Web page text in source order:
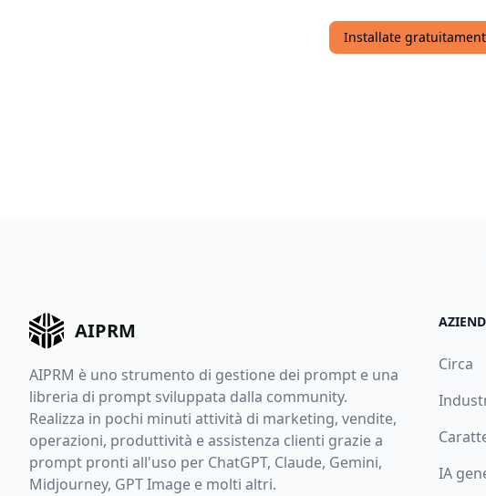
Installate
AIPRM
AIPRM è uno strumento di gestione dei prompt e una
libreria di prompt sviluppata dalla community.
Realizza in pochi minuti attività di marketing, vendite,
operazioni, produttività e assistenza clienti grazie a
prompt pronti all'uso per ChatGPT, Claude, Gemini,
Midjourney, GPT Image e molti altri.
Circa
IA